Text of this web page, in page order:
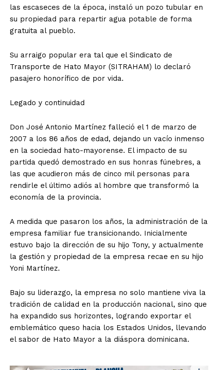
SUBSCRIBE NOW
Company
Servicio Publicitario
las escaseces de la época, instaló un pozo tubular en
su propiedad para repartir agua potable de forma
gratuita al pueblo.
Su arraigo popular era tal que el Sindicato de
Transporte de Hato Mayor (SITRAHAM) lo declaró
pasajero honorífico de por vida.
​Legado y continuidad
​Don José Antonio Martínez falleció el 1 de marzo de
2007 a los 86 años de edad, dejando un vacío inmenso
en la sociedad hato-mayorense. El impacto de su
partida quedó demostrado en sus honras fúnebres, a
las que acudieron más de cinco mil personas para
rendirle el último adiós al hombre que transformó la
economía de la provincia.
​A medida que pasaron los años, la administración de la
empresa familiar fue transicionando. Inicialmente
estuvo bajo la dirección de su hijo Tony, y actualmente
la gestión y propiedad de la empresa recae en su hijo
Yoni Martínez.
Bajo su liderazgo, la empresa no solo mantiene viva la
tradición de calidad en la producción nacional, sino que
ha expandido sus horizontes, logrando exportar el
emblemático queso hacia los Estados Unidos, llevando
el sabor de Hato Mayor a la diáspora dominicana.